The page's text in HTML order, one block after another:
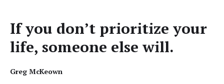
If you don’t prio­ri­ti­ze your
life, someone else will.
Greg McKeown